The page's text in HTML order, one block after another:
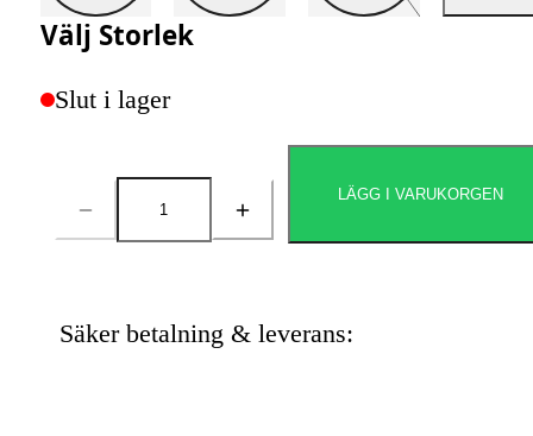
Välj Storlek
Slut i lager
Antal
LÄGG I VARUKORGEN
Säker betalning & leverans: